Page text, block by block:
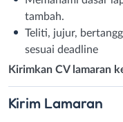
tambah.
Teliti, jujur,
sesuai deadline
Kirimkan CV lamaran
Kirim Lamaran